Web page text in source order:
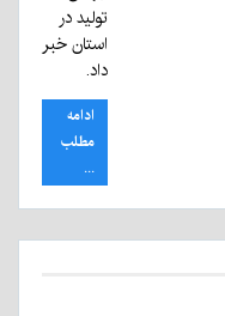
تولید در
استان خبر
داد.
ادامه
مطلب
...